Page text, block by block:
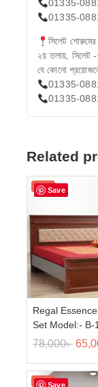
01335-
01335-
সিলেট শোরুমের
২য় তলায়, সিলেট
যে কোনো
01335-
01335-
Related
Save
Sale!
Regal
Set Model:- B-
78,000৳
Save
Sale!